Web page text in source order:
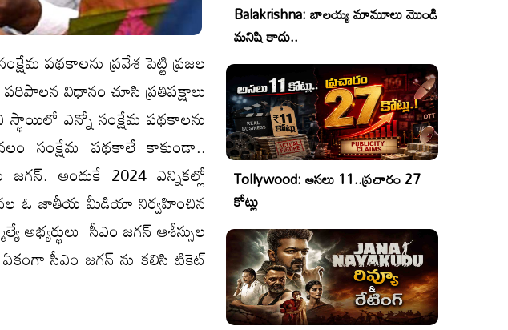
పథకాలను ప్రవేశ పెట్టి ప్రజల
విధానం చూసి ప్రతిపక్షాలు
స్థాయిలో ఎన్నో సంక్షేమ పథకాలను
సంక్షేమ పథకాలే కాకుండా..
జగన్. అందుకే 2024 ఎన్నికల్లో
ఓ జాతీయ మీడియా నిర్వహించిన
సీఎం జగన్ ఆశీస్సుల
ఏకంగా సీఎం జగన్ ను కలిసి టికెట్
Balakrishna: బాలయ్య మామూలు మొండి
మనిషి కాదు..
Tollywood: అసలు 11..ప్రచారం 27
కోట్లు